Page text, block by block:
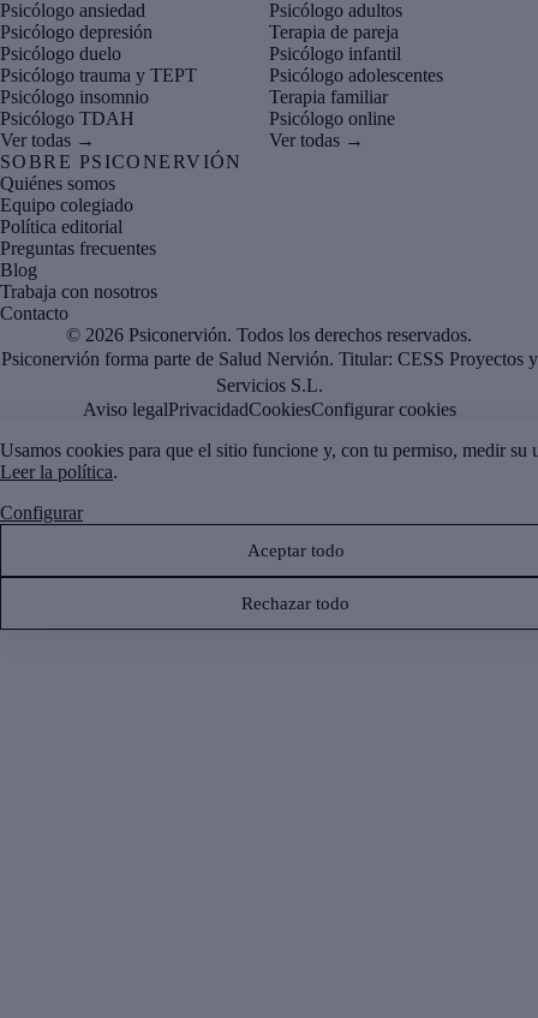
Psicólogo ansiedad
Psicólogo depresión
Psicólogo duelo
Psicólogo trauma y TEPT
Psicólogo insomnio
Psicólogo TDAH
Ver todas →
Psicólogo adultos
Terapia de pareja
Psicólogo infantil
Psicólogo adolescentes
Terapia familiar
Psicólogo online
Ver todas →
SOBRE PSICONERVIÓN
Quiénes somos
Equipo colegiado
Política editorial
Preguntas frecuentes
Blog
Trabaja con nosotros
Contacto
© 2026 Psiconervión. Todos los derechos reservados.
Psiconervión forma parte de Salud Nervión. Titular: CESS Proyectos y
Servicios S.L.
Aviso legalPrivacidadCookiesConfigurar cookies
Usamos cookies para que el sitio funcione y, con tu permiso, medir su
Leer la política.
Configurar
Rechazar todo
Aceptar todo